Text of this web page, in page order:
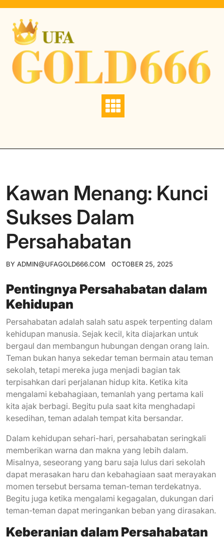
Skip
content
Kawan Menang: Kunci
Sukses Dalam
Persahabatan
BY ADMIN@UFAGOLD666.COM OCTOBER 25, 2025
Pentingnya Persahabatan dalam
Kehidupan
Persahabatan adalah salah satu aspek terpenting dalam
kehidupan manusia. Sejak kecil, kita diajarkan untuk
bergaul dan membangun hubungan dengan orang lain.
Teman bukan hanya sekedar teman bermain atau teman
sekolah, tetapi mereka juga menjadi bagian tak
terpisahkan dari perjalanan hidup kita. Ketika kita
mengalami kebahagiaan, temanlah yang pertama kali
kita ajak berbagi. Begitu pula saat kita menghadapi
kesedihan, teman adalah tempat kita bersandar.
Dalam kehidupan sehari-hari, persahabatan seringkali
memberikan warna dan makna yang lebih dalam.
Misalnya, seseorang yang baru saja lulus dari sekolah
dapat merasakan haru dan kebahagiaan saat merayakan
momen tersebut bersama teman-teman terdekatnya.
Begitu juga ketika mengalami kegagalan, dukungan dari
teman-teman dapat meringankan beban yang dirasakan.
Keberanian dalam Persahabatan